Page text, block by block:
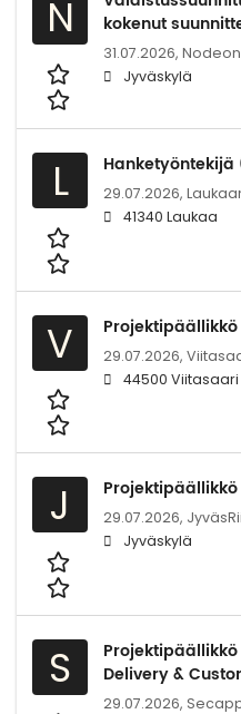
N
kokenut
31.07.2026,
Jyväskylä
L 29.07.2026,
41340 Laukaa
V Projektipäällikkö
29.07.2026,
44500 Viitasaari
J Projektipäällikkö
29.07.2026,
Jyväskylä
S
Delivery &
29.07.2026,